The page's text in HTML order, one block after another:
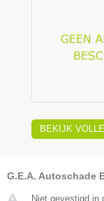
BEKIJK
G.E.A. Autoschade
Niet gevestigd in